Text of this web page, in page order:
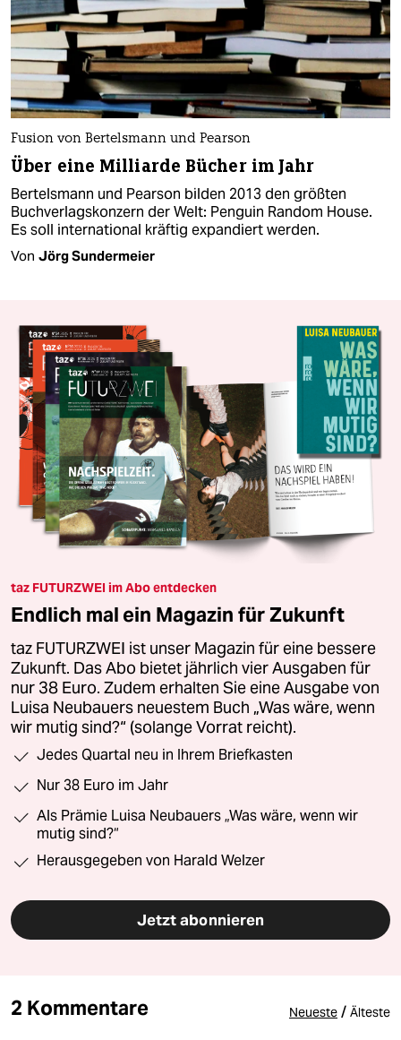
Fusion von Bertelsmann und Pearson
Über eine Milliarde Bücher im Jahr
Bertelsmann und Pearson bilden 2013 den größten
Buchverlagskonzern der Welt: Penguin Random House.
Es soll international kräftig expandiert werden.
Von Jörg Sundermeier
taz FUTURZWEI im Abo entdecken
Endlich mal ein Magazin für Zukunft
taz FUTURZWEI ist unser Magazin für eine bessere
Zukunft. Das Abo bietet jährlich vier Ausgaben für
nur 38 Euro. Zudem erhalten Sie eine Ausgabe von
Luisa Neubauers neuestem Buch „Was wäre, wenn
wir mutig sind?“ (solange Vorrat reicht).
Jedes Quartal neu in Ihrem Briefkasten
Nur 38 Euro im Jahr
Als Prämie Luisa Neubauers „Was wäre, wenn wir
mutig sind?“
Herausgegeben von Harald Welzer
Jetzt abonnieren
2 Kommentare Neueste / Älteste